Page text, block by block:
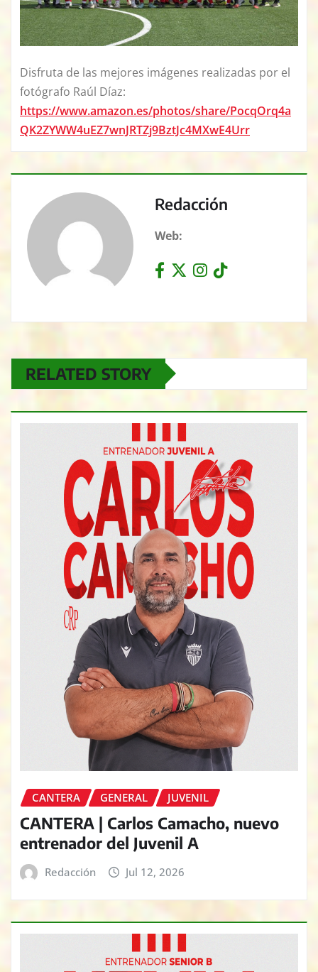
Disfruta de las mejores imágenes realizadas por el
fotógrafo Raúl Díaz:
https://www.amazon.es/photos/share/PocqOrq4a
QK2ZYWW4uEZ7wnJRTZj9BztJc4MXwE4Urr
Redacción
Web:
RELATED STORY
CANTERA GENERAL JUVENIL
CANTERA | Carlos Camacho, nuevo
entrenador del Juvenil A
Redacción Jul 12, 2026